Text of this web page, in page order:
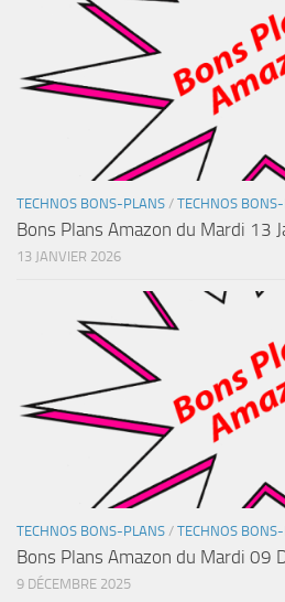
TECHNOS BONS-PLANS / TECHNOS
Bons Plans Amazon du Mardi 13
13 JANVIER 2026
TECHNOS BONS-PLANS / TECHNOS
Bons Plans Amazon du Mardi 09
9 DÉCEMBRE 2025